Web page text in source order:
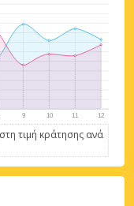
τιμή κράτησης ανά